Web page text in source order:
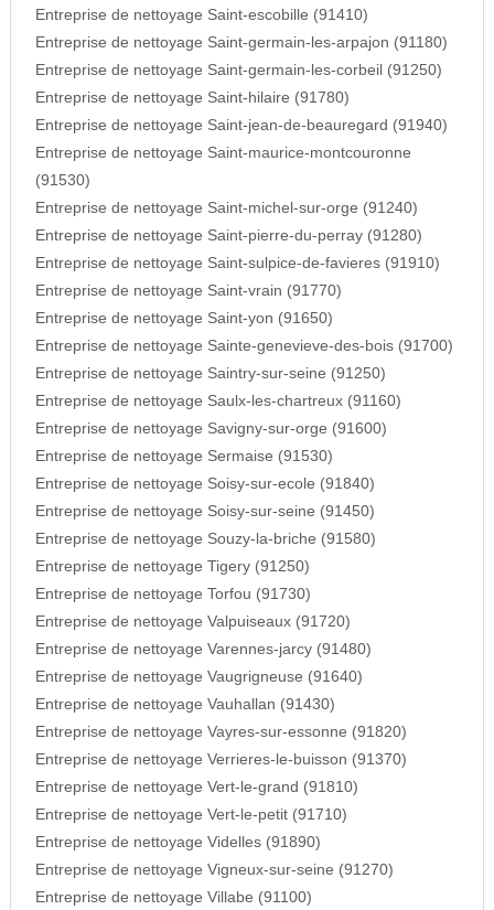
Entreprise de nettoyage Saint-escobille (91410)
Entreprise de nettoyage Saint-germain-les-arpajon (91180)
Entreprise de nettoyage Saint-germain-les-corbeil (91250)
Entreprise de nettoyage Saint-hilaire (91780)
Entreprise de nettoyage Saint-jean-de-beauregard (91940)
Entreprise de nettoyage Saint-maurice-montcouronne
(91530)
Entreprise de nettoyage Saint-michel-sur-orge (91240)
Entreprise de nettoyage Saint-pierre-du-perray (91280)
Entreprise de nettoyage Saint-sulpice-de-favieres (91910)
Entreprise de nettoyage Saint-vrain (91770)
Entreprise de nettoyage Saint-yon (91650)
Entreprise de nettoyage Sainte-genevieve-des-bois (91700)
Entreprise de nettoyage Saintry-sur-seine (91250)
Entreprise de nettoyage Saulx-les-chartreux (91160)
Entreprise de nettoyage Savigny-sur-orge (91600)
Entreprise de nettoyage Sermaise (91530)
Entreprise de nettoyage Soisy-sur-ecole (91840)
Entreprise de nettoyage Soisy-sur-seine (91450)
Entreprise de nettoyage Souzy-la-briche (91580)
Entreprise de nettoyage Tigery (91250)
Entreprise de nettoyage Torfou (91730)
Entreprise de nettoyage Valpuiseaux (91720)
Entreprise de nettoyage Varennes-jarcy (91480)
Entreprise de nettoyage Vaugrigneuse (91640)
Entreprise de nettoyage Vauhallan (91430)
Entreprise de nettoyage Vayres-sur-essonne (91820)
Entreprise de nettoyage Verrieres-le-buisson (91370)
Entreprise de nettoyage Vert-le-grand (91810)
Entreprise de nettoyage Vert-le-petit (91710)
Entreprise de nettoyage Videlles (91890)
Entreprise de nettoyage Vigneux-sur-seine (91270)
Entreprise de nettoyage Villabe (91100)